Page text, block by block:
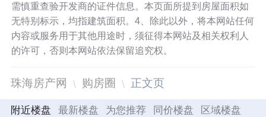
需慎重查验开发商的证件信息。本页面所提到房屋面积如
无特别标示，均指建筑面积。4、除此以外，将本网站任何
内容或服务用于其他用途时，须征得本网站及相关权利人
的许可，否则本网站依法保留追究权。
珠海房产网 购房圈 正文页
附近楼盘 最新楼盘 为您推荐 同价楼盘 区域楼盘